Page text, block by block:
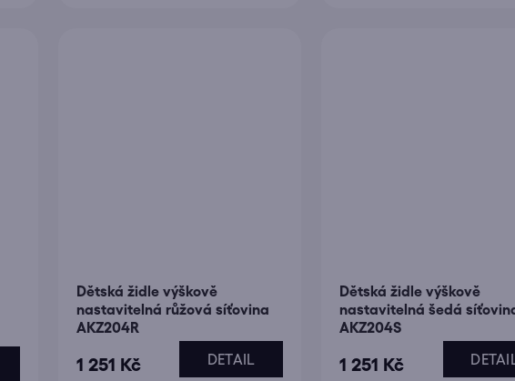
Dětská židle výškově
nastavitelná růžová síťovina
AKZ204R
1 251 Kč DETAIL
Dětská židle výškově
nastavitelná šedá
AKZ204S
1 251 Kč DETAIL